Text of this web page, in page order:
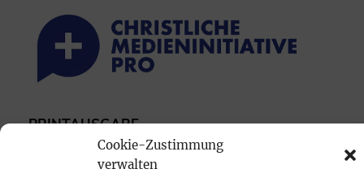
Cookie-Zustimmung
verwalten
PRINTAUSGABE
Mediadaten